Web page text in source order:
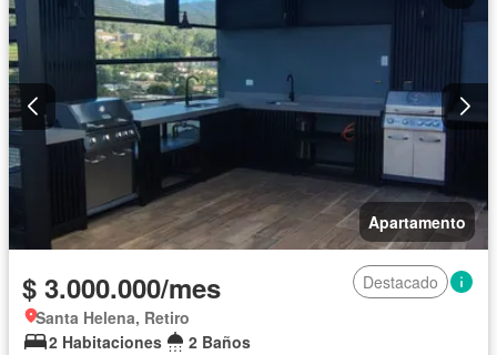
Apartamento
$ 3.000.000/mes
Destacado
Santa Helena, Retiro
2 Habitaciones
2 Baños